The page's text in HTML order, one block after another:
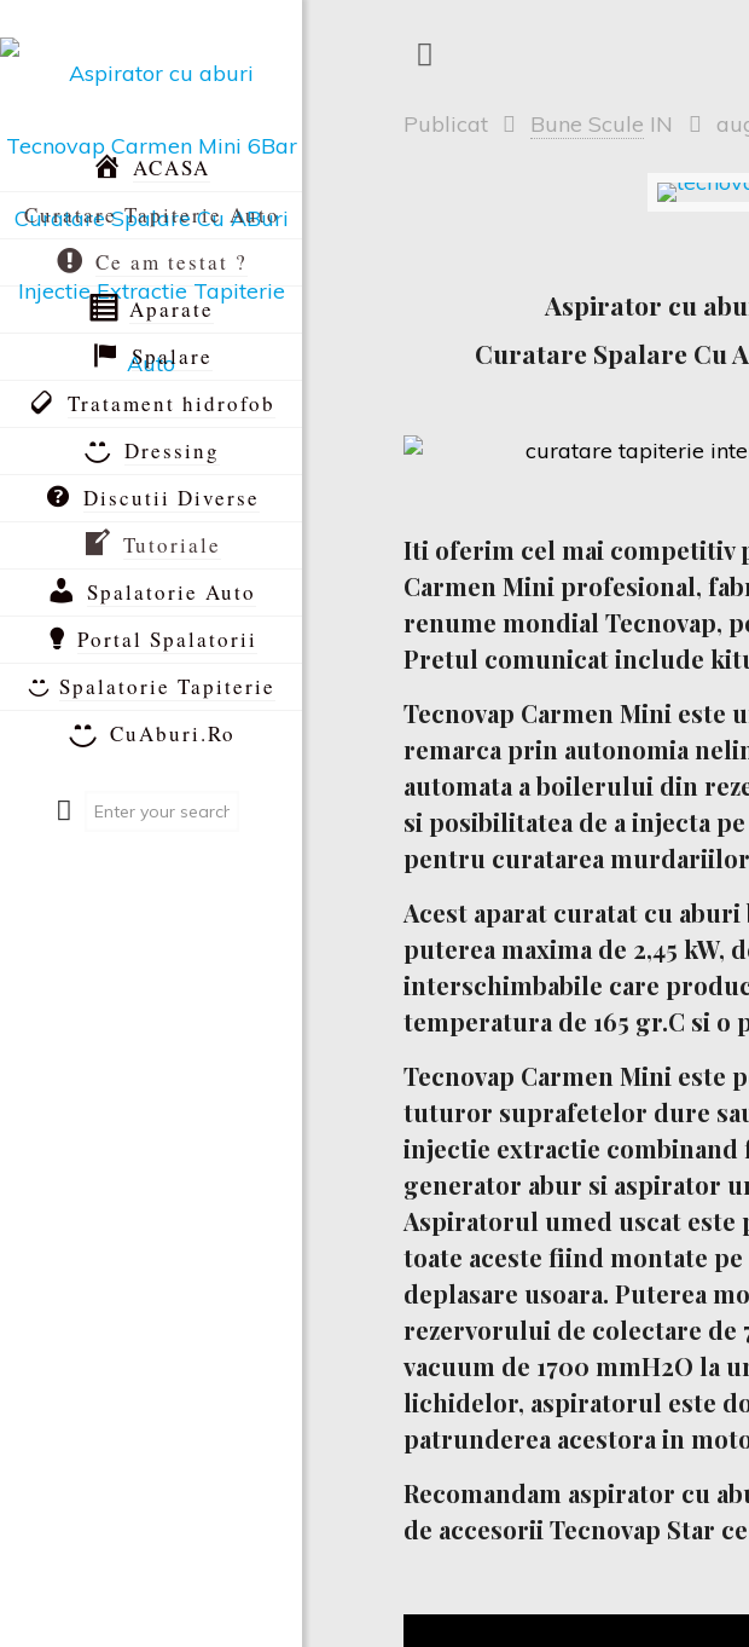
ACASA
Curatare Tapiterie Auto
Ce am testat ?
Aparate
Spalare
Tratament hidrofob
Dressing
Discutii Diverse
Tutoriale
Spalatorie Auto
Portal Spalatorii
Spalatorie Tapiterie
CuAburi.Ro
Publicat Bune Scule IN
Aspirator cu
Curatare Spalare Cu
Iti oferim cel mai competitiv
Carmen Mini profesional,
renume mondial Tecnovap,
Pretul comunicat include
Tecnovap Carmen Mini este
remarca prin autonomia
automata a boilerului din
si posibilitatea de a injecta
pentru curatarea
Acest aparat curatat cu aburi
puterea maxima de 2,45 kW,
interschimbabile care
temperatura de 165 gr.C si o
Tecnovap Carmen Mini este
tuturor suprafetelor dure
injectie extractie
generator abur si aspirator
Aspiratorul umed uscat
toate aceste fiind montate
deplasare usoara. Puterea
rezervorului de colectare de
vacuum de 1700 mmH2O la
lichidelor, aspiratorul este
patrunderea acestora in
Recomandam aspirator cu
de accesorii Tecnovap Star